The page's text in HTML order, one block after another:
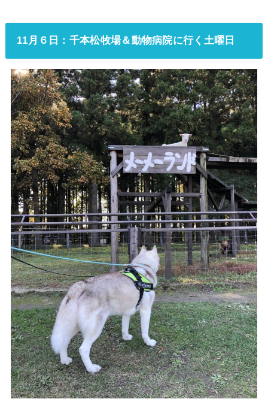
11月６日：千本松牧場＆動物病院に行く土曜日